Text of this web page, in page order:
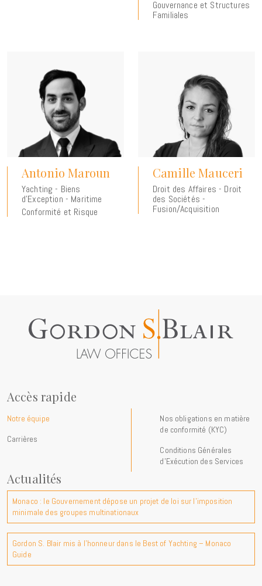
Gouvernance et Structures
Familiales
Antonio Maroun
Yachting - Biens
d’Exception - Maritime
Conformité et Risque
Camille Mauceri
Droit des Affaires - Droit
des Sociétés -
Fusion/Acquisition
Accès rapide
Notre équipe
Carrières
Nos obligations en matière
de conformité (KYC)
Conditions Générales
d’Exécution des Services
Actualités
Monaco : le Gouvernement dépose un projet de loi sur l'imposition
minimale des groupes multinationaux
Gordon S. Blair mis à l'honneur dans le Best of Yachting – Monaco
Guide